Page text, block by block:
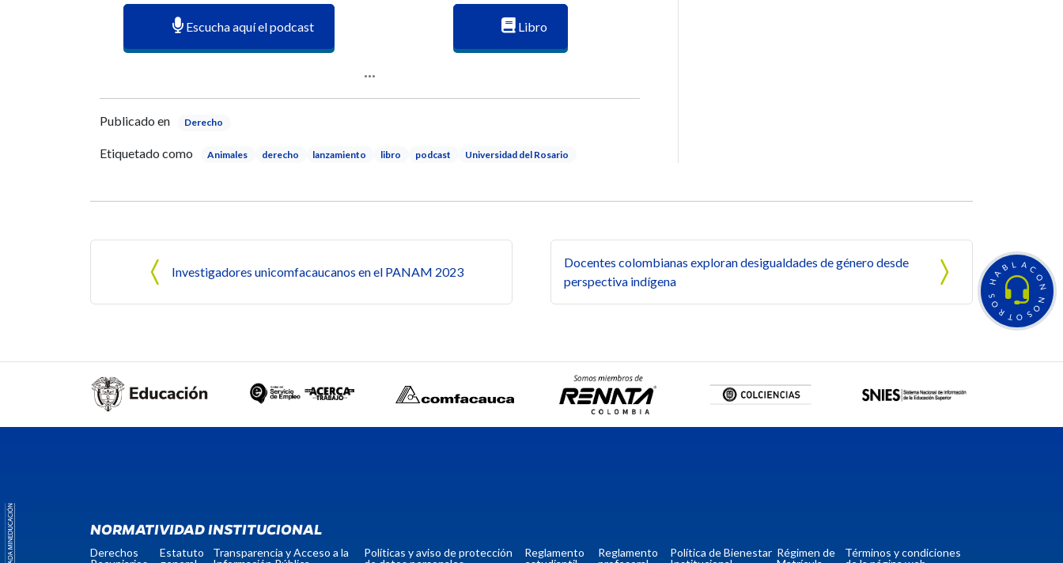
H
A
B L A C
O
N
N
O
S
O
T
R
O
S
Escucha aquí el podcast Libro
Publicado en Derecho
Etiquetado como Animales derecho lanzamiento libro podcast Universidad del Rosario
Navegación de entradas
Investigadores unicomfacaucanos en el PANAM 2023
Docentes colombianas exploran desigualdades de género desde
perspectiva indígena
NORMATIVIDAD INSTITUCIONAL
Derechos
Estatuto
Transparencia y Acceso a la
Políticas y aviso de protección
Reglamento
Reglamento
Política de Bienestar Régimen de
Términos y condiciones